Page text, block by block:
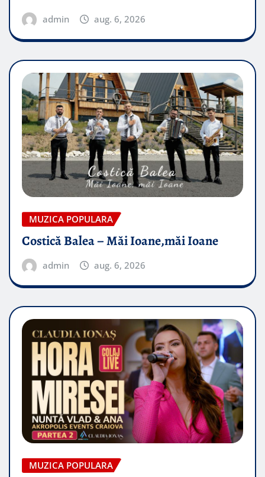
admin aug. 6, 2026
MUZICA POPULARA
Costică Balea – Măi Ioane,măi Ioane
admin aug. 6, 2026
MUZICA POPULARA